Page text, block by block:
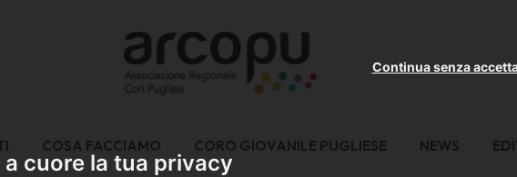
cuore la tua privacy
Continua senza
COSA FACCIAMO CORO GIOVANILE PUGLIESE NEWS